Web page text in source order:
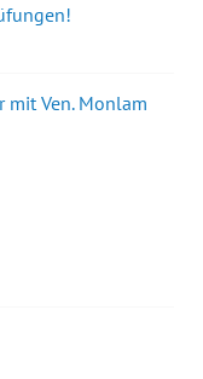
mit Ven. Monlam